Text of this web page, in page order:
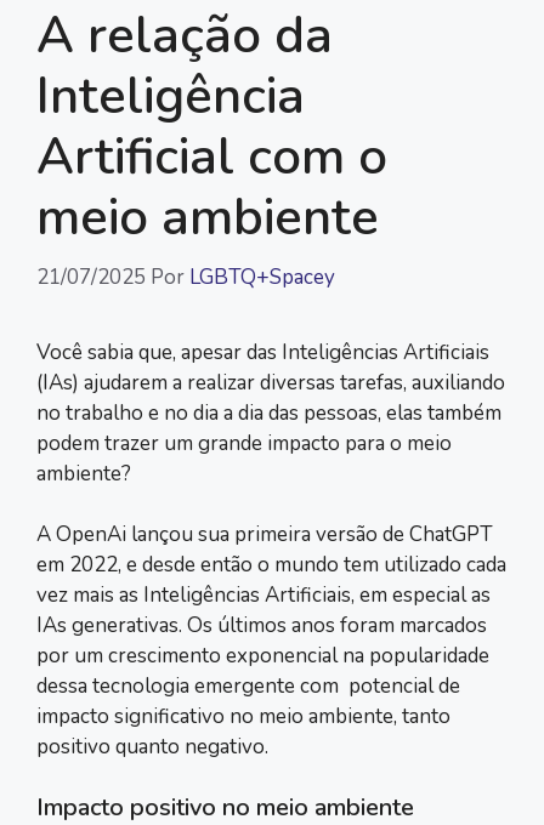
A relação da
Inteligência
Artificial com o
meio ambiente
21/07/2025 Por LGBTQ+Spacey
Você sabia que, apesar das Inteligências Artificiais
(IAs) ajudarem a realizar diversas tarefas, auxiliando
no trabalho e no dia a dia das pessoas, elas também
podem trazer um grande impacto para o meio
ambiente?
A OpenAi lançou sua primeira versão de ChatGPT
em 2022, e desde então o mundo tem utilizado cada
vez mais as Inteligências Artificiais, em especial as
IAs generativas. Os últimos anos foram marcados
por um crescimento exponencial na popularidade
dessa tecnologia emergente com potencial de
impacto significativo no meio ambiente, tanto
positivo quanto negativo.
Impacto positivo no meio ambiente